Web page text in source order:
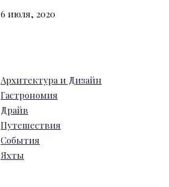
6 июля, 2020
Архитектура и Дизайн
Гастрономия
Драйв
Путешествия
События
Яхты